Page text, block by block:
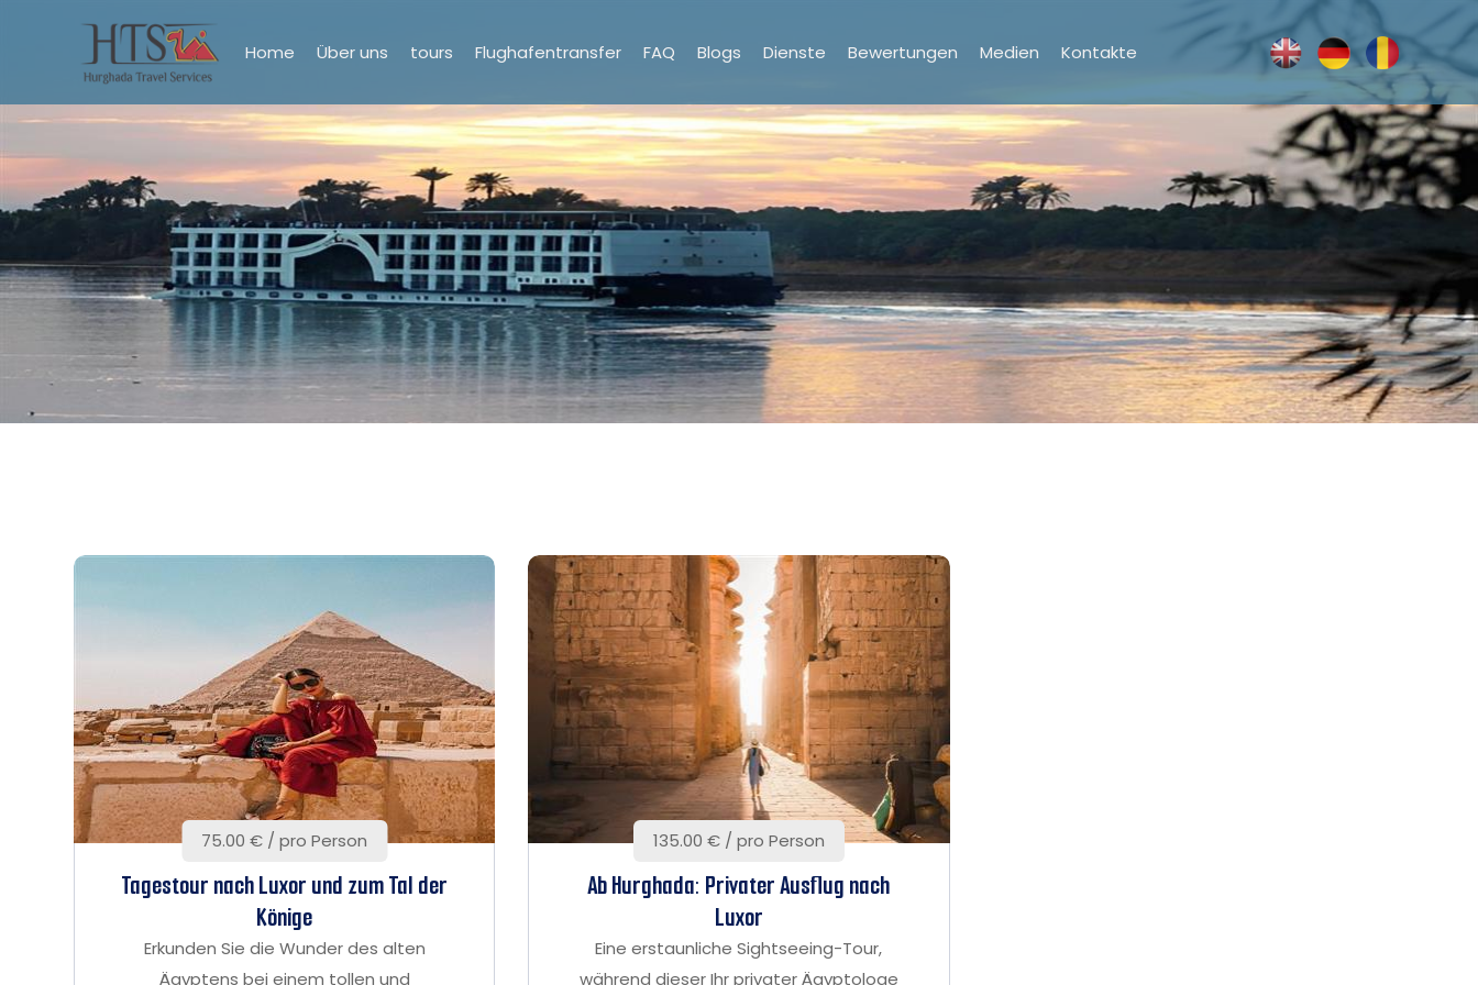
Home Über uns tours Flughafentransfer FAQ Blogs Dienste Bewertungen Medien Kontakte
75.00 € / pro Person
Tagestour nach Luxor und zum Tal der
Könige
Erkunden Sie die Wunder des alten
Ägyptens bei einem tollen und
135.00 € / pro Person
Ab Hurghada: Privater Ausflug nach
Luxor
Eine erstaunliche Sightseeing-Tour,
während dieser Ihr privater Ägyptologe